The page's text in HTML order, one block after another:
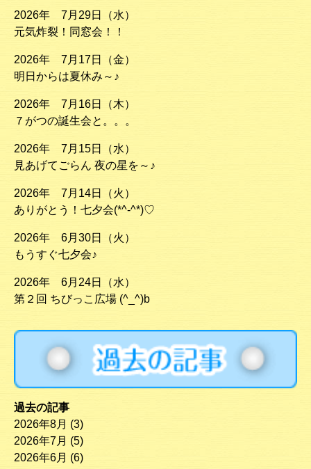
2026年 7月29日（水）
元気炸裂！同窓会！！
2026年 7月17日（金）
明日からは夏休み～♪
2026年 7月16日（木）
７がつの誕生会と。。。
2026年 7月15日（水）
見あげてごらん 夜の星を～♪
2026年 7月14日（火）
ありがとう！七夕会(*^-^*)♡
2026年 6月30日（火）
もうすぐ七夕会♪
2026年 6月24日（水）
第２回 ちびっこ広場 (^_^)b
過去の記事
2026年8月 (3)
2026年7月 (5)
2026年6月 (6)